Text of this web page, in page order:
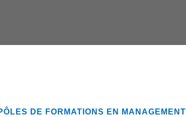
DE FORMATIONS EN MANAGEMENT